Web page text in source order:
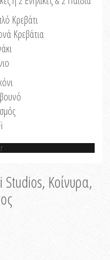
Κρεβάτι
Κρεβάτια
Κοίνυρα,